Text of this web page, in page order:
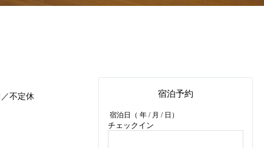
宿泊予約
宿泊日（ 年 / 月 / 日）
チェックイン
不定休